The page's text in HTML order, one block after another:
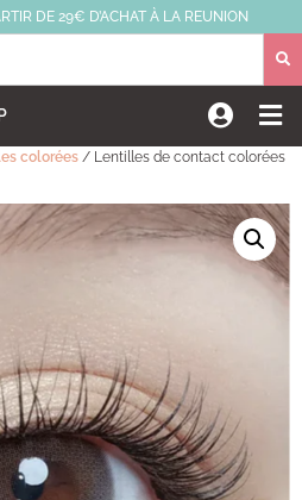
DE 29€ D’ACHAT À LA REUNION
colorées / Lentilles de contact colorées